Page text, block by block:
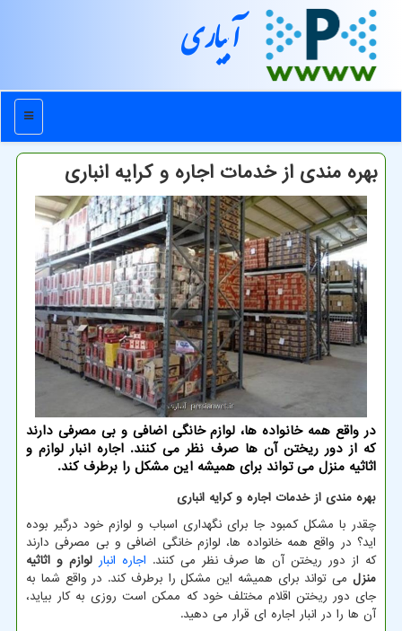
آبیاری
منو
بهره مندی از خدمات اجاره و کرایه انباری
در واقع همه خانواده ها، لوازم خانگی اضافی و بی مصرفی دارند
که از دور ریختن آن ها صرف نظر می کنند. اجاره انبار لوازم و
اثاثیه منزل می تواند برای همیشه این مشکل را برطرف کند.
بهره مندی از خدمات اجاره و کرایه انباری
چقدر با مشکل کمبود جا برای نگهداری اسباب و لوازم خود درگیر بوده
اید؟ در واقع همه خانواده ها، لوازم خانگی اضافی و بی مصرفی دارند
که از دور ریختن آن ها صرف نظر می کنند. اجاره انبار لوازم و اثاثیه
منزل می تواند برای همیشه این مشکل را برطرف کند. در واقع شما به
جای دور ریختن اقلام مختلف خود که ممکن است روزی به کار بیاید،
آن ها را در انبار اجاره ای قرار می دهید.